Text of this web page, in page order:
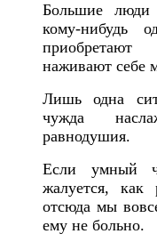
Большие люди
кому-нибудь
наживают себе
Лишь одна
чужда
равнодушия.
Если умный
жалуется,
отсюда мы
ему не больно.